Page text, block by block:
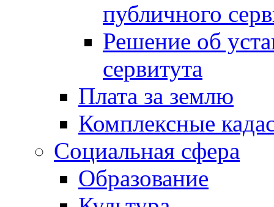
публичного
Решение об
сервитута
Плата за землю
Комплексные
Социальная сфера
Образование